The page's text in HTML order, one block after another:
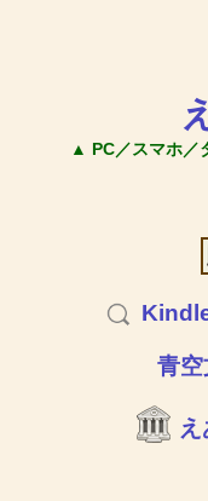
▲ PC／スマホ／
青空